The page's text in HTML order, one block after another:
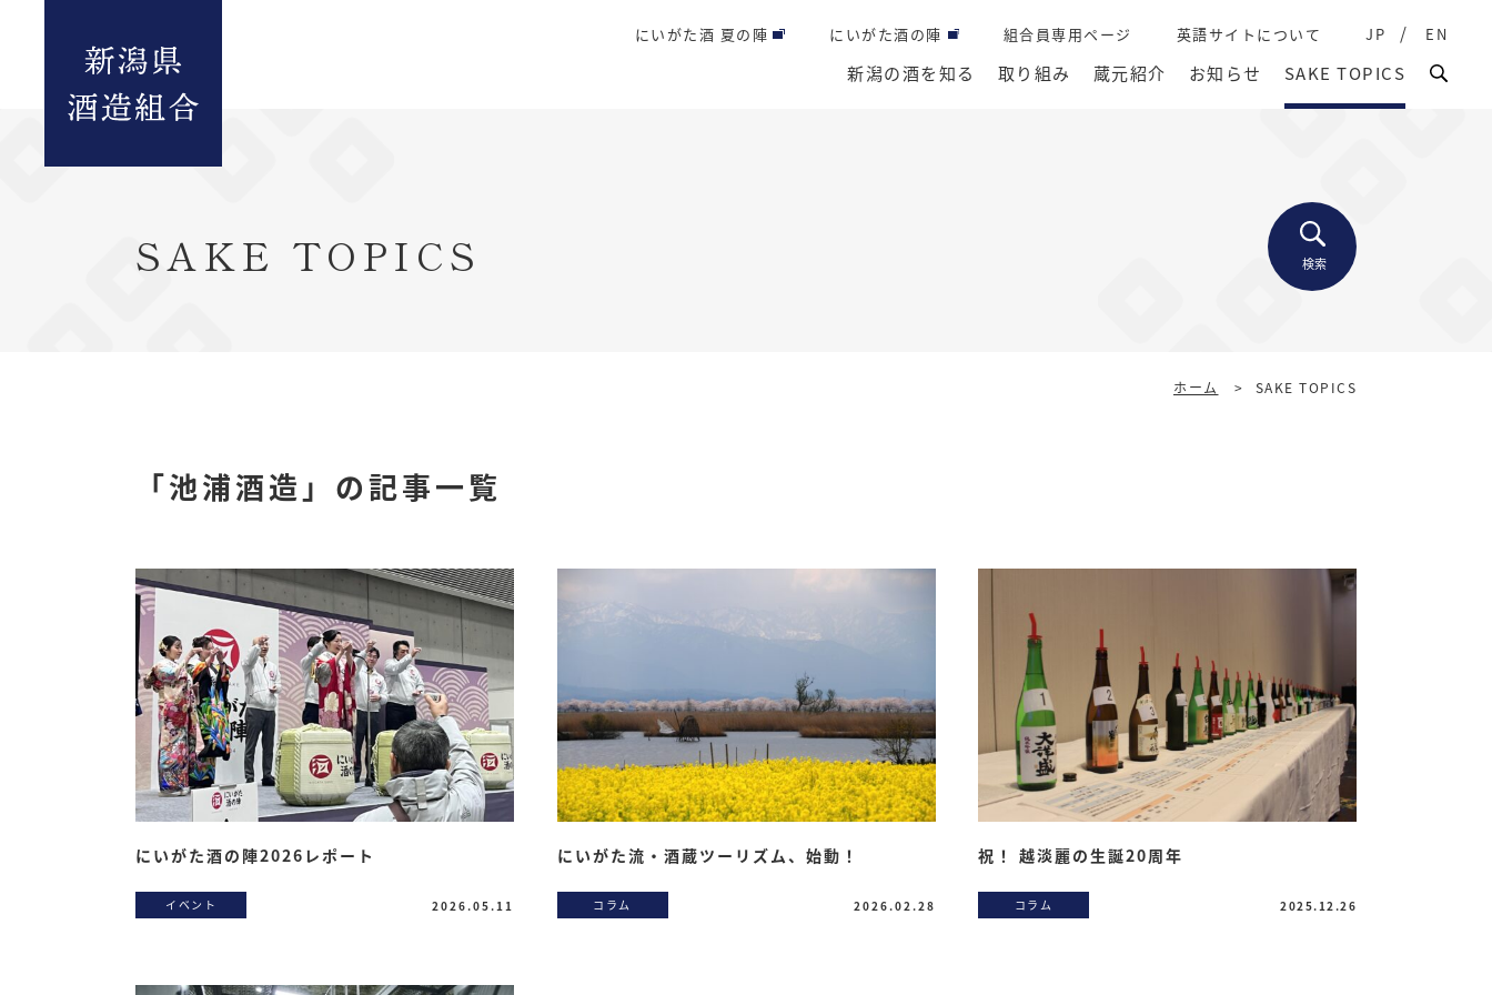
新潟の酒を知る 取り組み 蔵元紹介 お知らせ SAKE TOPICS
にいがた酒 夏の陣 にいがた酒の陣 組合員専用ページ 英語サイトについて JP EN
SAKE TOPICS 検索
ホーム > SAKE TOPICS
「池浦酒造」の記事一覧
にいがた酒の陣2026レポート
イベント 2026.05.11
にいがた流・酒蔵ツーリズム、始動！
コラム 2026.02.28
祝！ 越淡麗の生誕20周年
コラム 2025.12.26